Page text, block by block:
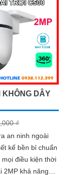
KHÔNG DÂY
₫
an ninh ngoài
kế bền bỉ chuẩn
mọi điều kiện thời